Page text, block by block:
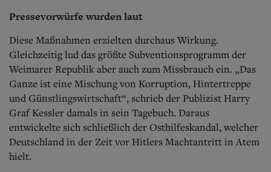
Pressevorwürfe wurden laut
Diese Maßnahmen erzielten durchaus Wirkung.
Gleichzeitig lud das größte Subventionsprogramm der
Weimarer Republik aber auch zum Missbrauch ein. „Das
Ganze ist eine Mischung von Korruption, Hintertreppe
und Günstlingswirtschaft“, schrieb der Publizist Harry
Graf Kessler damals in sein Tagebuch. Daraus
entwickelte sich schließlich der Osthilfeskandal, welcher
Deutschland in der Zeit vor Hitlers Machtantritt in Atem
hielt.